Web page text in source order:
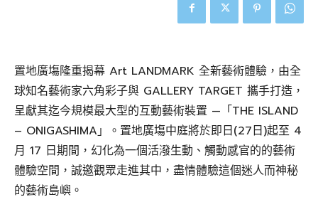
置地廣塲隆重揭幕 Art LANDMARK 全新藝術體驗，由全
球知名藝術家六角彩子與 GALLERY TARGET 攜手打造，
呈獻其迄今規模最大型的互動藝術裝置 —「THE ISLAND
– ONIGASHIMA」。置地廣塲中庭將於即日(27日)起至 4
月 17 日期間，幻化為一個活潑生動、觸動感官的的藝術
體驗空間，誠邀觀眾走進其中，盡情體驗這個迷人而神秘
的藝術島嶼。